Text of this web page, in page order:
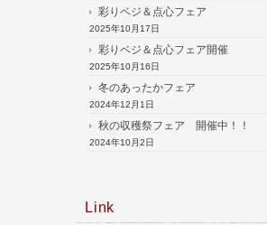
彩りベジ＆点心フェア
2025年10月17日
彩りベジ＆点心フェア開催
2025年10月16日
冬のあったかフェア
2024年12月1日
秋の収穫祭フェア 開催中！！
2024年10月2日
Link